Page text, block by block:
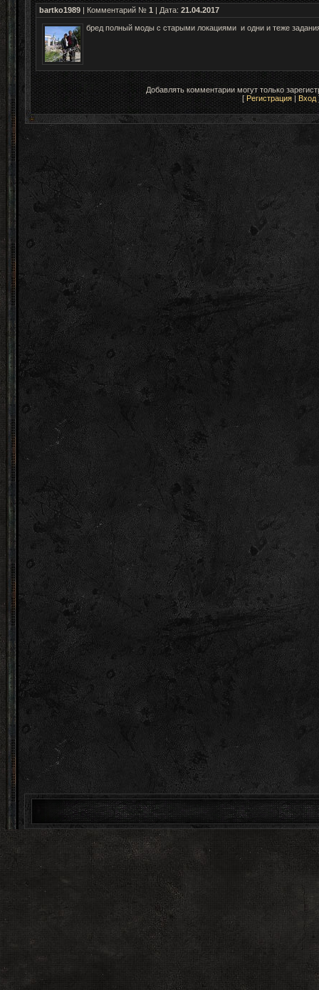
bartko1989| Комментарий № 1 | Дата: 21.04.2017
бред полный моды с старыми локациями и одни и теже
Добавлять комментарии могут только
[ Регистрация| Вход